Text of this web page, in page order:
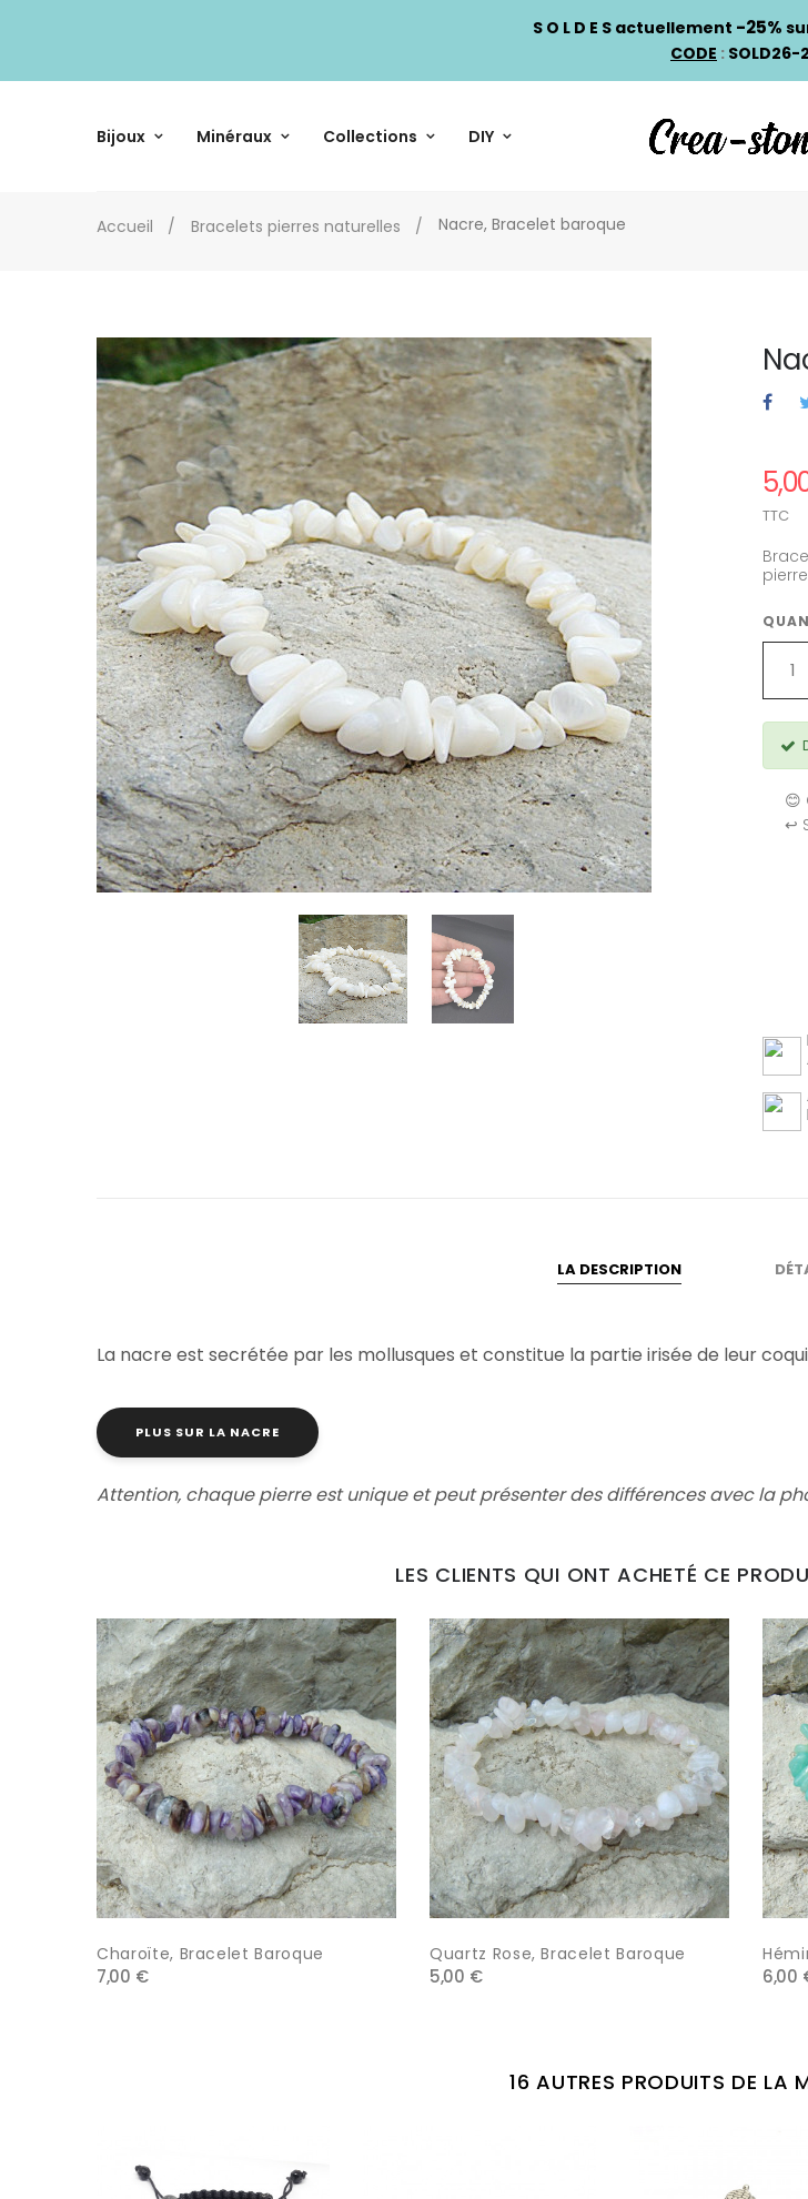
S O L D E S actuellement -25%
CODE : SOLD26-
Bijoux Minéraux Collections DIY
Accueil Bracelets pierres naturelles Nacre, Bracelet baroque
TTC
😊
↩️
LA DESCRIPTION
La nacre est secrétée par les mollusques et constitue la partie irisée de leur
PLUS SUR LA NACRE
Attention, chaque pierre est unique et peut présenter des différences avec la
LES CLIENTS QUI ONT ACHETÉ CE
Charoïte, Bracelet Baroque
7,00 €
Quartz Rose, Bracelet Baroque
5,00 € 6,00
16 AUTRES PRODUITS DE LA